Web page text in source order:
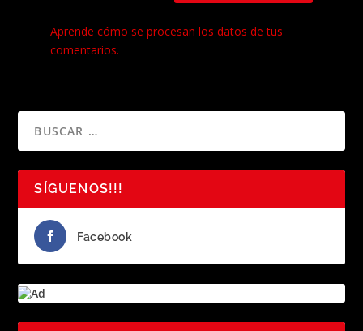
Aprende cómo se procesan los datos de tus
comentarios.
SÍGUENOS!!!
Facebook